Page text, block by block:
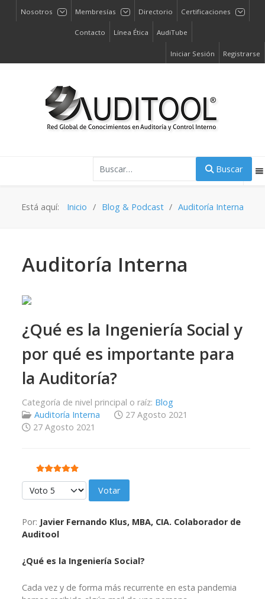
Nosotros Membresías Directorio Certificaciones
Contacto Línea Ética AudiTube
Iniciar Sesión Registrarse
Buscar
Está aquí: Inicio Blog & Podcast Auditoría Interna
Auditoría Interna
¿Qué es la Ingeniería Social y
por qué es importante para
la Auditoría?
Categoría de nivel principal o raíz: Blog
Auditoría Interna
27 Agosto 2021
27 Agosto 2021
Ratio:5/5
Por favor, vote
Por: Javier Fernando Klus, MBA, CIA. Colaborador de
Auditool
¿Qué es la Ingeniería Social?
Cada vez y de forma más recurrente en esta pandemia